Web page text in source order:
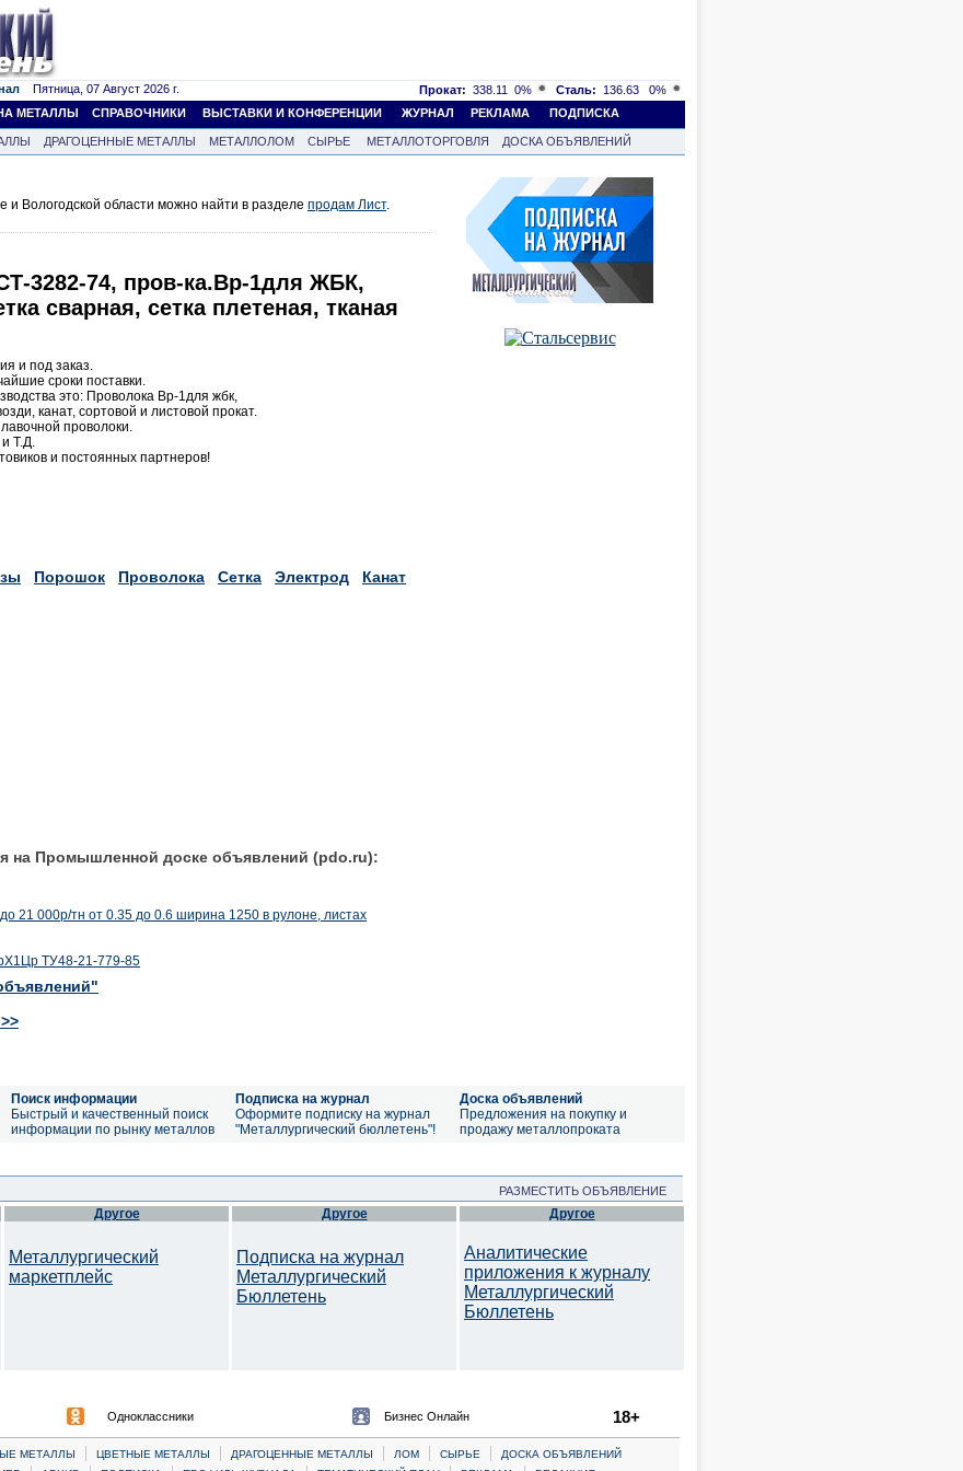
Пятница, 07 Август 2026 г. Прокат: 338.11 0% Сталь: 136.63
0%
МЕТАЛЛЫ СПРАВОЧНИКИ ВЫСТАВКИ И КОНФЕРЕНЦИИ ЖУРНАЛ РЕКЛАМА ПОДПИСКА
ДРАГОЦЕННЫЕ МЕТАЛЛЫ МЕТАЛЛОЛОМ СЫРЬЕ МЕТАЛЛОТОРГОВЛЯ
ДОСКА ОБЪЯВЛЕНИЙ
и Вологодской области можно найти в разделе продам Лист.
3282-74, пров-ка.Вр-1для ЖБК,
сварная, сетка плетеная, тканая
и под заказ.
сроки поставки.
это: Проволока Вр-1для жбк,
канат, сортовой и листовой прокат.
проволоки.
Т.Д.
и постоянных партнеров!
Порошок Проволока Сетка Электрод Канат
на Промышленной доске объявлений (pdo.ru):
21 000р/тн от 0.35 до 0.6 ширина 1250 в рулоне, листах
ТУ48-21-779-85
Поиск информации
Быстрый и качественный поиск
информации по рынку металлов
Подписка на журнал
Оформите подписку на журнал
"Металлургический бюллетень"!
Доска объявлений
Предложения на покупку и
продажу металлопроката
РАЗМЕСТИТЬ ОБЪЯВЛЕНИЕ
Другое
Металлургический
маркетплейс
Другое
Подписка на журнал
Металлургический
Бюллетень
Другое
Аналитические
приложения к журналу
Металлургический
Бюллетень
Одноклассники Бизнес Онлайн 18+
МЕТАЛЛЫ | ЦВЕТНЫЕ МЕТАЛЛЫ | ДРАГОЦЕННЫЕ МЕТАЛЛЫ | ЛОМ | CЫРЬЕ |
ДОСКА ОБЪЯВЛЕНИЙ